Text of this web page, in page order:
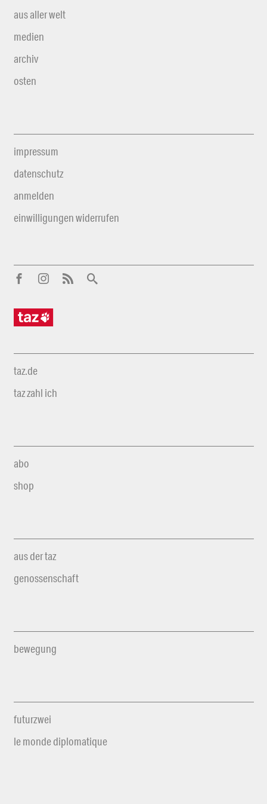
aus aller welt
medien
archiv
osten
impressum
datenschutz
anmelden
einwilligungen widerrufen
taz.de
taz zahl ich
abo
shop
aus der taz
genossenschaft
bewegung
futurzwei
le monde diplomatique